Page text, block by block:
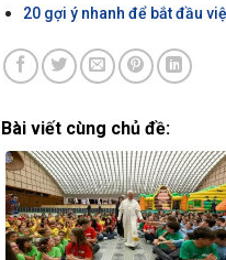
20 gợi ý nhanh để bắt đầu
Bài viết cùng chủ đề: